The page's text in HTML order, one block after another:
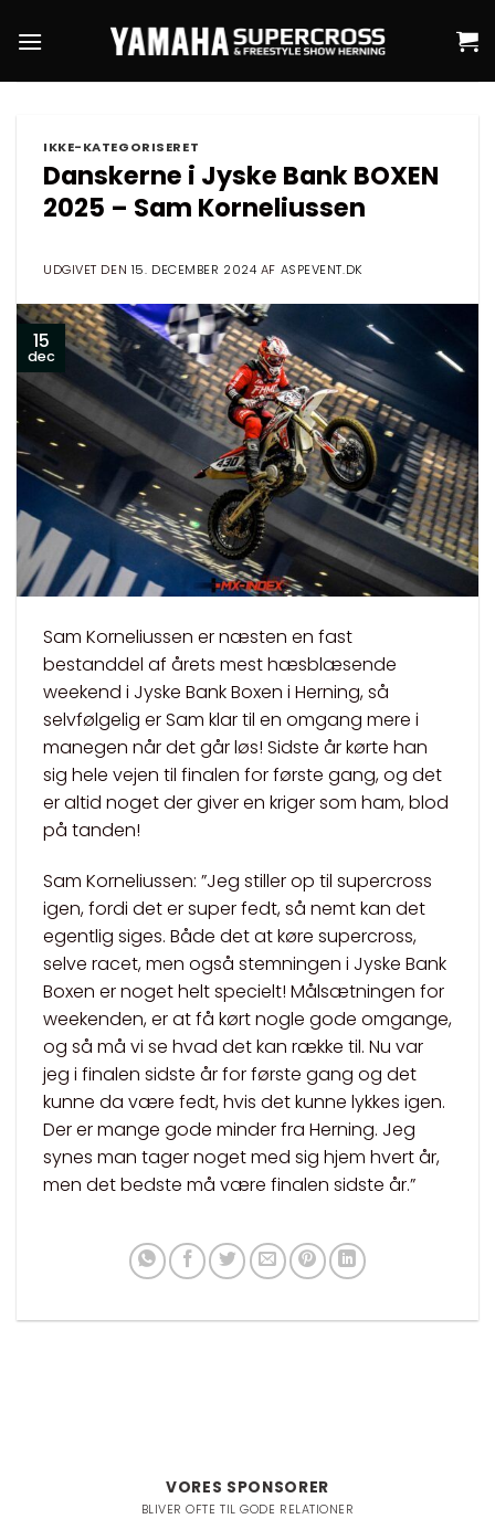
IKKE-KATEGORISERET
Danskerne i Jyske Bank BOXEN
2025 – Sam Korneliussen
UDGIVET DEN 15. DECEMBER 2024 AF ASPEVENT.DK
15
dec
Sam Korneliussen er næsten en fast
bestanddel af årets mest hæsblæsende
weekend i Jyske Bank Boxen i Herning, så
selvfølgelig er Sam klar til en omgang mere i
manegen når det går løs! Sidste år kørte han
sig hele vejen til finalen for første gang, og det
er altid noget der giver en kriger som ham, blod
på tanden!
Sam Korneliussen: ”Jeg stiller op til supercross
igen, fordi det er super fedt, så nemt kan det
egentlig siges. Både det at køre supercross,
selve racet, men også stemningen i Jyske Bank
Boxen er noget helt specielt! Målsætningen for
weekenden, er at få kørt nogle gode omgange,
og så må vi se hvad det kan række til. Nu var
jeg i finalen sidste år for første gang og det
kunne da være fedt, hvis det kunne lykkes igen.
Der er mange gode minder fra Herning. Jeg
synes man tager noget med sig hjem hvert år,
men det bedste må være finalen sidste år.”
VORES SPONSORER
BLIVER OFTE TIL GODE RELATIONER